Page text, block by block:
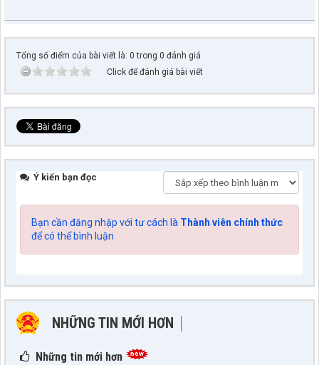
Tổng số điểm của bài viết là: 0 trong 0 đánh giá
Click để đánh giá bài viết
Ý kiến bạn đọc
Bạn cần đăng nhập với tư cách là Thành viên chính thức
để có thể bình luận
NHỮNG TIN MỚI HƠN
NHỮNG TIN CŨ HƠN
Những tin mới hơn